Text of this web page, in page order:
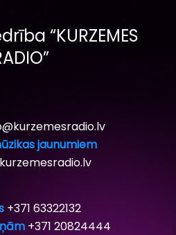
“KURZEMES
jaunumiem
+371 63322132
+371 20824444